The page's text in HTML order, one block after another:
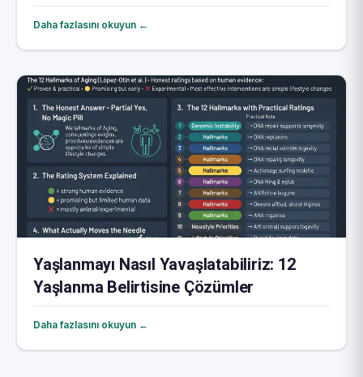
Daha fazlasını okuyun ←
Yaşlanmayı Nasıl Yavaşlatabiliriz: 12
Yaşlanma Belirtisine Çözümler
Daha fazlasını okuyun ←